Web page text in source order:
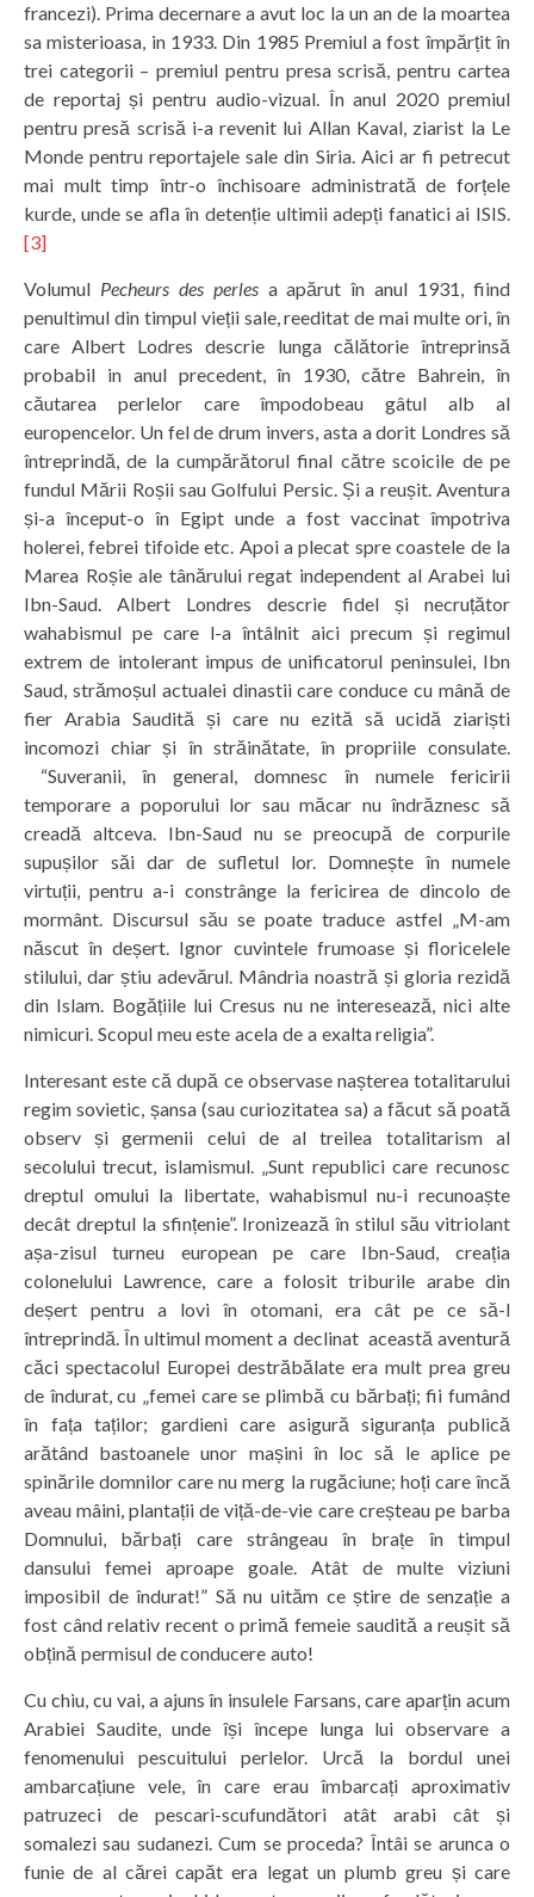
francezi). Prima decernare a avut loc la un an de la moartea
sa misterioasa, in 1933. Din 1985 Premiul a fost împărțit în
trei categorii – premiul pentru presa scrisă, pentru cartea
de reportaj și pentru audio-vizual. În anul 2020 premiul
pentru presă scrisă i-a revenit lui Allan Kaval, ziarist la Le
Monde pentru reportajele sale din Siria. Aici ar fi petrecut
mai mult timp într-o închisoare administrată de forțele
kurde, unde se afla în detenție ultimii adepți fanatici ai ISIS.
[3]
Volumul Pecheurs des perlesa apărut în anul 1931, fiind
penultimul din timpul vieții sale, reeditat de mai multe ori, în
care Albert Lodres descrie lunga călătorie întreprinsă
probabil in anul precedent, în 1930, către Bahrein, în
căutarea perlelor care împodobeau gâtul alb al
europencelor. Un fel de drum invers, asta a dorit Londres să
întreprindă, de la cumpărătorul final către scoicile de pe
fundul Mării Roșii sau Golfului Persic. Și a reușit. Aventura
și-a început-o în Egipt unde a fost vaccinat împotriva
holerei, febrei tifoide etc. Apoi a plecat spre coastele de la
Marea Roșie ale tânărului regat independent al Arabei lui
Ibn-Saud. Albert Londres descrie fidel și necruțător
wahabismul pe care l-a întâlnit aici precum și regimul
extrem de intolerant impus de unificatorul peninsulei, Ibn
Saud, strămoșul actualei dinastii care conduce cu mână de
fier Arabia Saudită și care nu ezită să ucidă ziariști
incomozi chiar și în străinătate, în propriile consulate.
“Suveranii, în general, domnesc în numele fericirii
temporare a poporului lor sau măcar nu îndrăznesc să
creadă altceva. Ibn-Saud nu se preocupă de corpurile
supușilor săi dar de sufletul lor. Domnește în numele
virtuții, pentru a-i constrânge la fericirea de dincolo de
mormânt. Discursul său se poate traduce astfel „M-am
născut în deșert. Ignor cuvintele frumoase și floricelele
stilului, dar știu adevărul. Mândria noastră și gloria rezidă
din Islam. Bogățiile lui Cresus nu ne interesează, nici alte
nimicuri. Scopul meu este acela de a exalta religia”.
Interesant este că după ce observase nașterea totalitarului
regim sovietic, șansa (sau curiozitatea sa) a făcut să poată
observ și germenii celui de al treilea totalitarism al
secolului trecut, islamismul. „Sunt republici care recunosc
dreptul omului la libertate, wahabismul nu-i recunoaște
decât dreptul la sfințenie”. Ironizează în stilul său vitriolant
așa-zisul turneu european pe care Ibn-Saud, creația
colonelului Lawrence, care a folosit triburile arabe din
deșert pentru a lovi în otomani, era cât pe ce să-l
întreprindă. În ultimul moment a declinat această aventură
căci spectacolul Europei destrăbălate era mult prea greu
de îndurat, cu „femei care se plimbă cu bărbați; fii fumând
în fața taților; gardieni care asigură siguranța publică
arătând bastoanele unor mașini în loc să le aplice pe
spinările domnilor care nu merg la rugăciune; hoți care încă
aveau mâini, plantații de viță-de-vie care creșteau pe barba
Domnului, bărbați care strângeau în brațe în timpul
dansului femei aproape goale. Atât de multe viziuni
imposibil de îndurat!” Să nu uităm ce știre de senzație a
fost când relativ recent o primă femeie saudită a reușit să
obțină permisul de conducere auto!
Cu chiu, cu vai, a ajuns în insulele Farsans, care aparțin acum
Arabiei Saudite, unde își începe lunga lui observare a
fenomenului pescuitului perlelor. Urcă la bordul unei
ambarcațiune vele, în care erau îmbarcați aproximativ
patruzeci de pescari-scufundători atât arabi cât și
somalezi sau sudanezi. Cum se proceda? Întâi se arunca o
funie de al cărei capăt era legat un plumb greu și care